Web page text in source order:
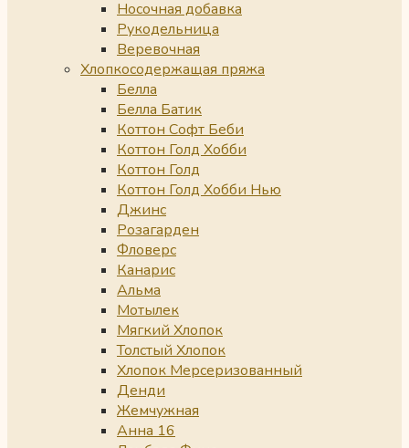
Носочная добавка
Рукодельница
Веревочная
Хлопкосодержащая пряжа
Белла
Белла Батик
Коттон Софт Беби
Коттон Голд Хобби
Коттон Голд
Коттон Голд Хобби Нью
Джинс
Розагарден
Фловерс
Канарис
Альма
Мотылек
Мягкий Хлопок
Толстый Хлопок
Хлопок Мерсеризованный
Денди
Жемчужная
Анна 16